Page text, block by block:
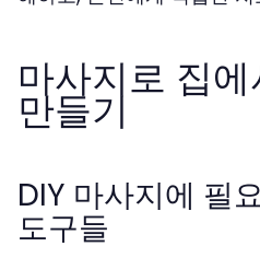
마사지로 집
만들기
DIY 마사지에 필
도구들